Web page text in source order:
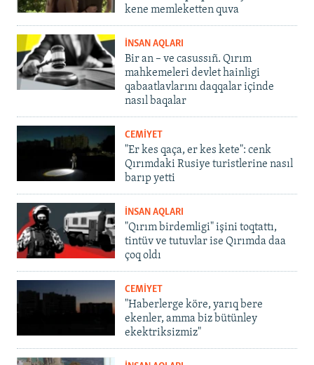
kene memleketten quva
İNSAN AQLARI
Bir an – ve casussıñ. Qırım
mahkemeleri devlet hainligi
qabaatlavlarını daqqalar içinde
nasıl baqalar
CEMİYET
"Er kes qaça, er kes kete": cenk
Qırımdaki Rusiye turistlerine nasıl
barıp yetti
İNSAN AQLARI
"Qırım birdemligi" işini toqtattı,
tintüv ve tutuvlar ise Qırımda daa
çoq oldı
CEMİYET
"Haberlerge köre, yarıq bere
ekenler, amma biz bütünley
ekektriksizmiz"